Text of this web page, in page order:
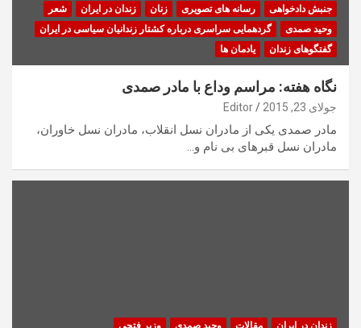
جنبش دادخواهی رسانه های تصویری زنان زندان در ایران
شعر
وحید صمدی
گردهمایی سراسری درباره کشتار زندانیان سیاسی در ایران
گفتگوهای زندان
یادمان ها
نگاه هفته: مراسم وداع با مادر صمدی
جولای 23, 2015 Editor
مادر صمدی یکی از مادران نسل انقلاب، مادران نسل خاوران،
مادران نسل قبرهای بی نام و…